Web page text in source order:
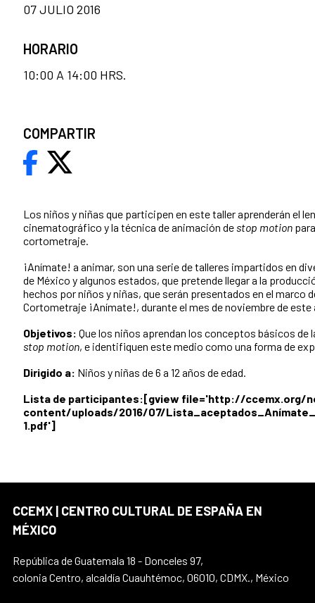
Los niños y niñas que participen en este taller aprenderán el
cinematográfico y la técnica de animación destop motion
cortometraje.
¡Anímate! a animar, son una serie de talleres impartidos en
de México y algunos estados, que pretende llegar a la
hechos por niños y niñas, que serán presentados en el marco
Cortometraje ¡Anímate!, durante el mes de noviembre de este
Objetivos: Que los niños aprendan los conceptos básicos de
stop motion, e identifiquen este medio como una forma de
Dirigido a: Niños y niñas de 6 a 12 años de edad.
Lista de participantes:[gview file='http://ccemx.org/
content/uploads/2016/07/
1.pdf']
07 JULIO 2016
HORARIO
10:00 A 14:00 HRS.
COMPARTIR
CCEMX | CENTRO CULTURAL DE ESPAÑA EN
MÉXICO
República de Guatemala 18 - Donceles 97,
colonia Centro, alcaldía Cuauhtémoc, 06010, CDMX., México